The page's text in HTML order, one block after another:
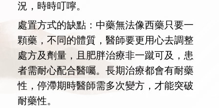
況，時時叮嚀。
處置方式的缺點：中藥無法像西藥只要一
顆藥，不同的體質，醫師要更用心去調整
處方及劑量，且肥胖治療非一蹴可及，患
者需耐心配合醫囑。長期治療都會有耐藥
性，停滯期時醫師需多次變方，才能突破
耐藥性。